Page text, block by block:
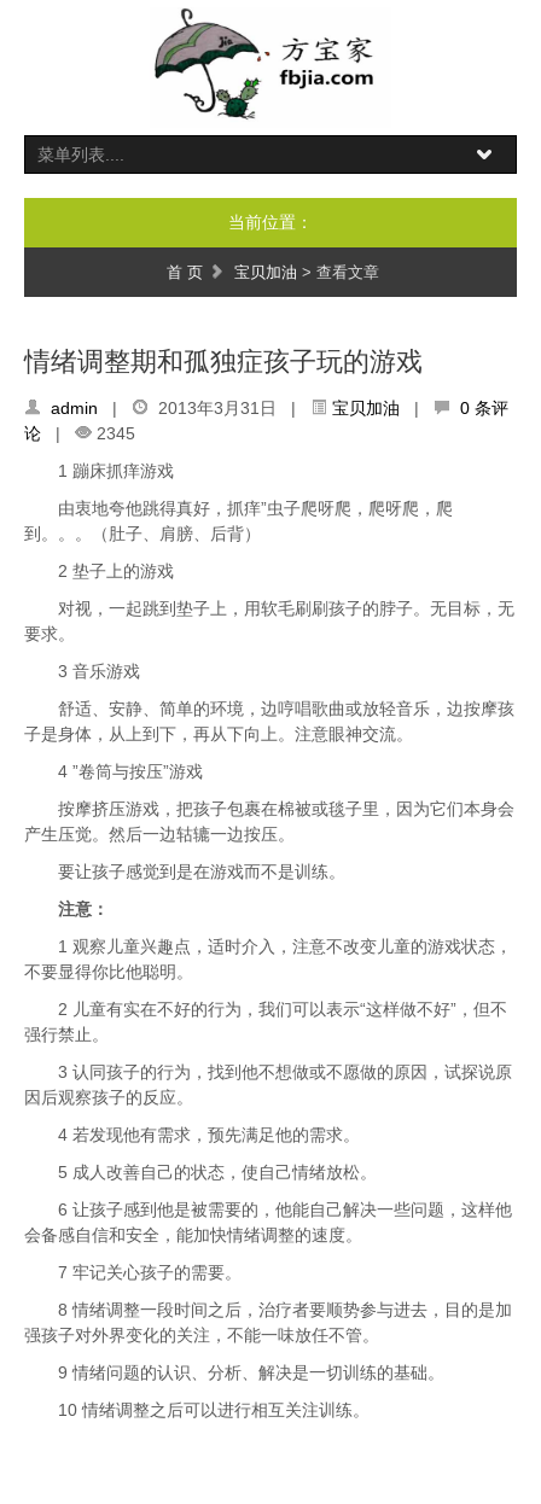
当前位置：
首 页 宝贝加油 > 查看文章
情绪调整期和孤独症孩子玩的游戏
admin | 2013年3月31日 | 宝贝加油 |
0 条评
论 |
2345
1 蹦床抓痒游戏
由衷地夸他跳得真好，抓痒”虫子爬呀爬，爬呀爬，爬
到。。。（肚子、肩膀、后背）
2 垫子上的游戏
对视，一起跳到垫子上，用软毛刷刷孩子的脖子。无目标，无
要求。
3 音乐游戏
舒适、安静、简单的环境，边哼唱歌曲或放轻音乐，边按摩孩
子是身体，从上到下，再从下向上。注意眼神交流。
4 ”卷筒与按压”游戏
按摩挤压游戏，把孩子包裹在棉被或毯子里，因为它们本身会
产生压觉。然后一边轱辘一边按压。
要让孩子感觉到是在游戏而不是训练。
注意：
1 观察儿童兴趣点，适时介入，注意不改变儿童的游戏状态，
不要显得你比他聪明。
2 儿童有实在不好的行为，我们可以表示“这样做不好”，但不
强行禁止。
3 认同孩子的行为，找到他不想做或不愿做的原因，试探说原
因后观察孩子的反应。
4 若发现他有需求，预先满足他的需求。
5 成人改善自己的状态，使自己情绪放松。
6 让孩子感到他是被需要的，他能自己解决一些问题，这样他
会备感自信和安全，能加快情绪调整的速度。
7 牢记关心孩子的需要。
8 情绪调整一段时间之后，治疗者要顺势参与进去，目的是加
强孩子对外界变化的关注，不能一味放任不管。
9 情绪问题的认识、分析、解决是一切训练的基础。
10 情绪调整之后可以进行相互关注训练。